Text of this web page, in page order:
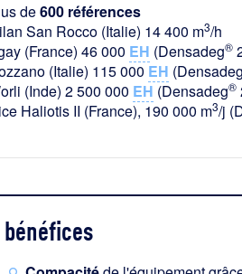
de600 références
San Rocco (Italie) 14 400 m3/h
(France) 46 000 EH (Densadeg®
(Italie) 115 000 EH (Densadeg
(Inde) 2 500 000 EH (Densadeg®
Haliotis II (France), 190 000 m3/j
bénéfices